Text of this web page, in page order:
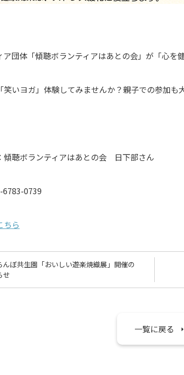
ア団体「傾聴ボランティアはあとの会」が「心を
笑いヨガ」体験してみませんか？親子での参加も
傾聴ボランティアはあとの会 日下部さん
6783-0739
ちら
んぼ共生園「おいしい遊楽焼織展」開催の
せ
一覧に戻る